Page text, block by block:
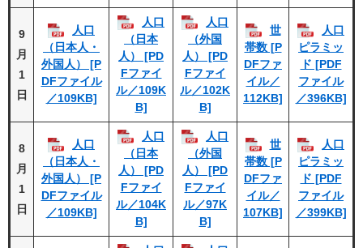
9
月
1
日
人口
（日本人・
外国人） [P
DFファイル
／109KB]
人口
（日本
人） [PD
Fファイ
ル／109K
B]
人口
（外国
人） [PD
Fファイ
ル／102K
B]
世
帯数 [P
DFファ
イル／
112KB]
人口
ピラミッ
ド [PDF
ファイル
／396KB]
8
月
1
日
人口
（日本人・
外国人） [P
DFファイル
／109KB]
人口
（日本
人） [PD
Fファイ
ル／104K
B]
人口
（外国
人） [PD
Fファイ
ル／97K
B]
世
帯数 [P
DFファ
イル／
107KB]
人口
ピラミッ
ド [PDF
ファイル
／399KB]